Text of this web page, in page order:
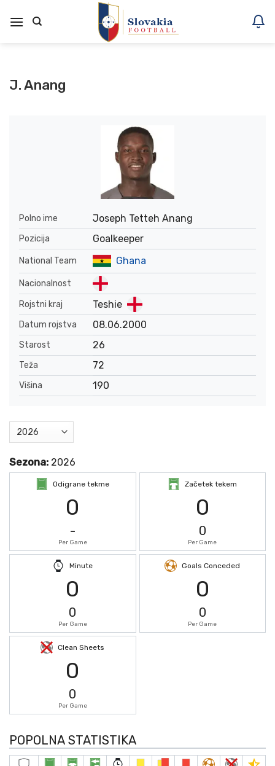
na
J. Anang
Polno ime Joseph Tetteh Anang
Pozicija Goalkeeper
National Team Ghana
Nacionalnost
Rojstni kraj
Teshie
Datum rojstva 08.06.2000
Starost 26
Teža 72
Višina 190
Sezona: 2026
Odigrane tekme
0
-
Per Game
Začetek tekem
0
0
Per Game
Minute
0
0
Per Game
Goals Conceded
0
0
Per Game
Clean Sheets
0
0
Per Game
POPOLNA STATISTIKA